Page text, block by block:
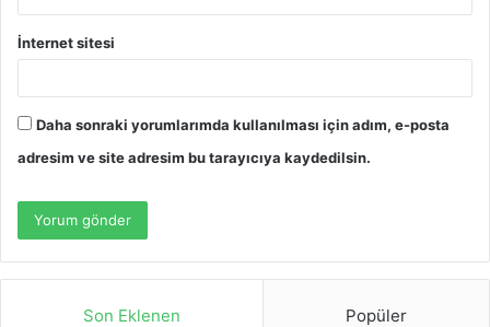
İnternet sitesi
Daha sonraki yorumlarımda kullanılması için adım, e-posta
adresim ve site adresim bu tarayıcıya kaydedilsin.
Son Eklenen Popüler